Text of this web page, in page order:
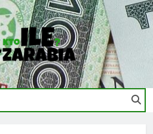
Ile-
Ciekawostki I Biznes